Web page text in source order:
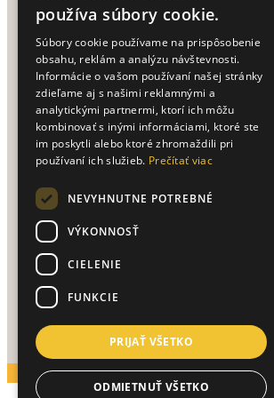
Doprava a platba
Obchodné podmienky
Ako nakupovať
Reklamačný poriadok
Vrátenie tovaru
Spracovanie osobných údajov
UŽITOČNÉ TIPY
Texty na vianočné priania
PRE ZÁKAZNÍKOV
Prihlásenie / Registrácia
© Copyright www.almea.sk. All Rights
používa súbory cookie.
Súbory cookie používame na prispôsobenie
obsahu, reklám a analýzu návštevnosti.
Informácie o vašom používaní našej stránky
zdieľame aj s našimi reklamnými a
analytickými partnermi, ktorí ich môžu
kombinovať s inými informáciami, ktoré ste
im poskytli alebo ktoré zhromaždili pri
používaní ich služieb. Prečítať viac
NEVYHNUTNE POTREBNÉ
VÝKONNOSŤ
CIELENIE
FUNKCIE
PRIJAŤ VŠETKO
ODMIETNUŤ VŠETKO